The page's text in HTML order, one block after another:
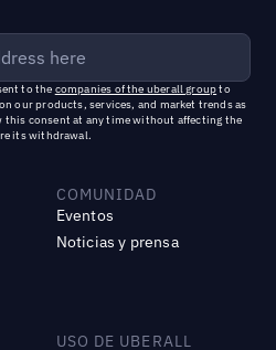
to the companies of the uberall groupto
our products, services, and market trends as
this consent at any time without affecting the
its withdrawal.
COMUNIDAD
Eventos
Noticias y prensa
USO DE UBERALL